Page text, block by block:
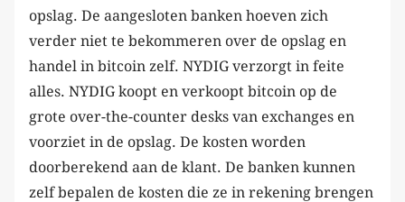
opslag. De aangesloten banken hoeven zich
verder niet te bekommeren over de opslag en
handel in bitcoin zelf. NYDIG verzorgt in feite
alles. NYDIG koopt en verkoopt bitcoin op de
grote over-the-counter desks van exchanges en
voorziet in de opslag. De kosten worden
doorberekend aan de klant. De banken kunnen
zelf bepalen de kosten die ze in rekening brengen